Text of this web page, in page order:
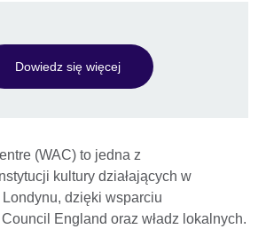
Dowiedz się więcej
(WAC) to jedna z
kultury działających w
dzięki wsparciu
England oraz władz lokalnych.